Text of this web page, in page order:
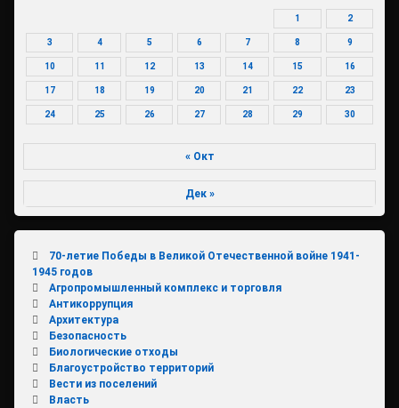
1 2
3 4 5 6 7 8 9
10 11 12 13 14 15 16
17 18 19 20 21 22 23
24 25 26 27 28 29 30
« Окт
Дек »
70-летие Победы в Великой Отечественной войне 1941-
1945 годов
Агропромышленный комплекс и торговля
Антикоррупция
Архитектура
Безопасность
Биологические отходы
Благоустройство территорий
Вести из поселений
Власть